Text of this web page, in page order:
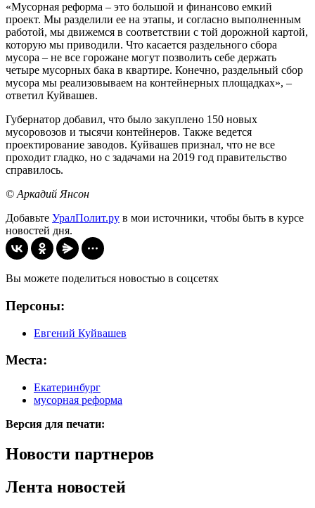
«Мусорная реформа – это большой и финансово емкий
проект. Мы разделили ее на этапы, и согласно выполненным
работой, мы движемся в соответствии с той дорожной картой,
которую мы приводили. Что касается раздельного сбора
мусора – не все горожане могут позволить себе держать
четыре мусорных бака в квартире. Конечно, раздельный сбор
мусора мы реализовываем на контейнерных площадках», –
ответил Куйвашев.
Губернатор добавил, что было закуплено 150 новых
мусоровозов и тысячи контейнеров. Также ведется
проектирование заводов. Куйвашев признал, что не все
проходит гладко, но с задачами на 2019 год правительство
справилось.
© Аркадий Янсон
Добавьте УралПолит.ру в мои источники, чтобы быть в курсе
новостей дня.
Вы можете поделиться новостью в соцсетях
Персоны:
Евгений Куйвашев
Места:
Екатеринбург
мусорная реформа
Версия для печати:
Новости партнеров
Лента новостей